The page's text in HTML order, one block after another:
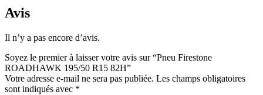
Avis
Il n’y a pas encore d’avis.
Soyez le premier à laisser votre avis sur “Pneu Firestone
ROADHAWK 195/50 R15 82H”
Votre adresse e-mail ne sera pas publiée. Les champs obligatoires
sont indiqués avec *